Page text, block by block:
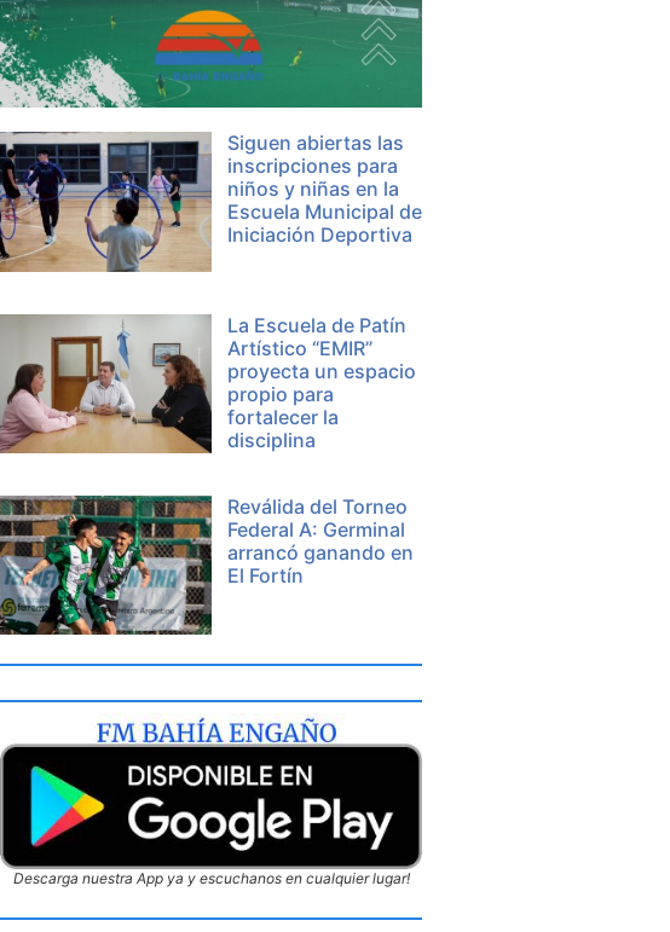
Siguen abiertas las
inscripciones para
niños y niñas en la
Escuela Municipal de
Iniciación Deportiva
La Escuela de Patín
Artístico “EMIR”
proyecta un espacio
propio para
fortalecer la
disciplina
Reválida del Torneo
Federal A: Germinal
arrancó ganando en
El Fortín
Descarga nuestra App ya y escuchanos en cualquier lugar!